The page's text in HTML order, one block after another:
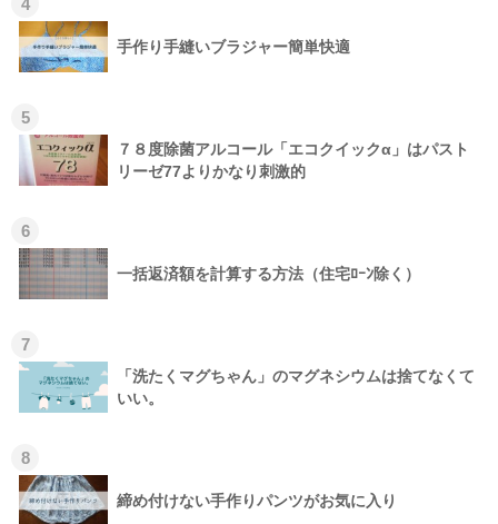
4
手作り手縫いブラジャー簡単快適
5
７８度除菌アルコール「エコクイックα」はパスト
リーゼ77よりかなり刺激的
6
一括返済額を計算する方法（住宅ﾛｰﾝ除く）
7
「洗たくマグちゃん」のマグネシウムは捨てなくて
いい。
8
締め付けない手作りパンツがお気に入り